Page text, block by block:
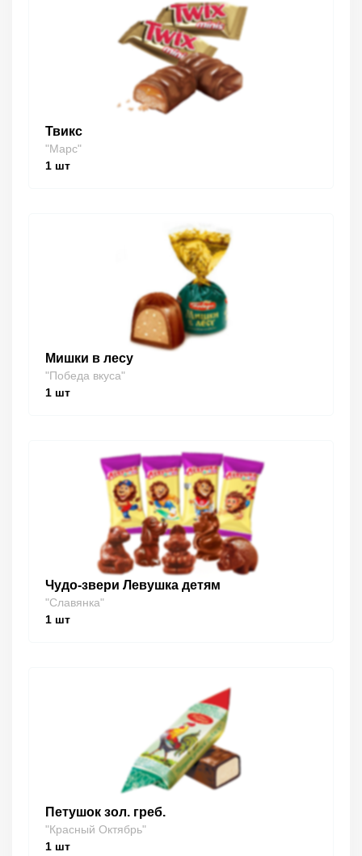
Твикс
"Марс"
1 шт
Мишки в лесу
"Победа вкуса"
1 шт
Чудо-звери Левушка детям
"Славянка"
1 шт
Петушок зол. греб.
"Красный Октябрь"
1 шт